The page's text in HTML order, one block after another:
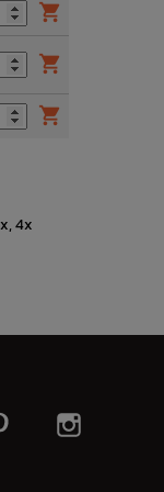



4x